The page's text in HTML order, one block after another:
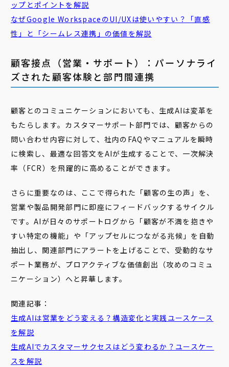
ップとポイントを解説
なぜGoogle WorkspaceのUI/UXは使いやすい？「直感
性」と「シームレス連携」の価値を解説
顧客接点（営業・サポート）：パーソナライ
ズされた顧客体験と部門間連携
顧客とのコミュニケーションにおいても、生成AIは変革を
もたらします。カスタマーサポート部門では、顧客からの
問い合わせ内容に対して、社内のFAQやマニュアルを瞬時
に検索し、最適な回答文をAIが生成することで、一次解決
率（FCR）を飛躍的に高めることができます。
さらに重要なのは、ここで得られた「顧客の生の声」を、
営業や製品開発部門に即座にフィードバックするサイクル
です。AIが日々のサポートログから「顧客が不満を抱きや
すい特定の機能」や「アップセルにつながる兆候」を自動
抽出し、関連部門にアラートを上げることで、受動的なサ
ポート業務が、プロアクティブな価値創出（攻めのコミュ
ニケーション）へと昇華します。
関連記事：
生成AIは営業をどう変える？構造変化と実践ユースケース
を解説
生成AIでカスタマーサクセスはどう変わるか？ユースケー
スを解説